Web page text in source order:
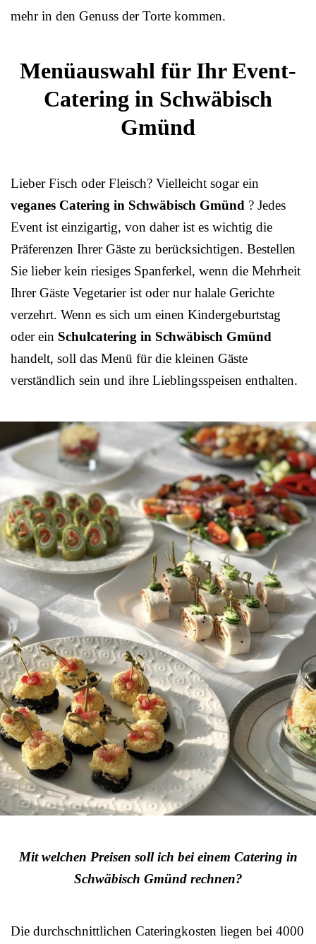
mehr in den Genuss der Torte kommen.
Menüauswahl für Ihr Event-
Catering in Schwäbisch
Gmünd
Lieber Fisch oder Fleisch? Vielleicht sogar ein
veganes Catering in Schwäbisch Gmünd ? Jedes
Event ist einzigartig, von daher ist es wichtig die
Präferenzen Ihrer Gäste zu berücksichtigen. Bestellen
Sie lieber kein riesiges Spanferkel, wenn die Mehrheit
Ihrer Gäste Vegetarier ist oder nur halale Gerichte
verzehrt. Wenn es sich um einen Kindergeburtstag
oder ein Schulcatering in Schwäbisch Gmünd
handelt, soll das Menü für die kleinen Gäste
verständlich sein und ihre Lieblingsspeisen enthalten.
Mit welchen Preisen soll ich bei einem Catering in
Schwäbisch Gmünd rechnen?
Die durchschnittlichen Cateringkosten liegen bei 4000